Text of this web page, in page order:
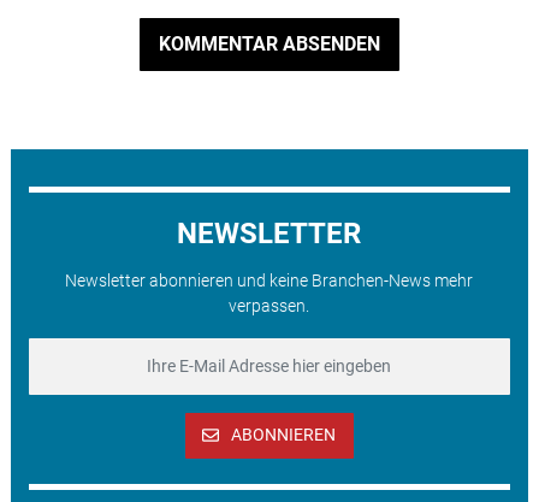
KOMMENTAR ABSENDEN
NEWSLETTER
Newsletter abonnieren und keine Branchen-News mehr
verpassen.
ABONNIEREN